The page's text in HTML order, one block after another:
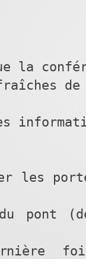
la
fraîches
les
pont